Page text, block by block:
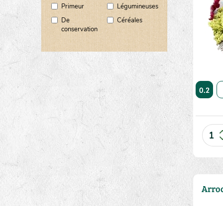
Primeur
Légumineuses
De
conservation
Céréales
10 20 0.2